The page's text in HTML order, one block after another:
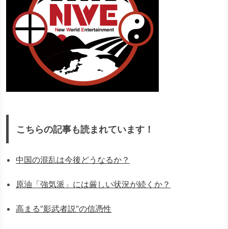
こちらの記事も読まれています！
中国の混乱は今後どうなるか？
原油「強気派」には厳しい状況が続くか？
高まる”影武者説”の信憑性